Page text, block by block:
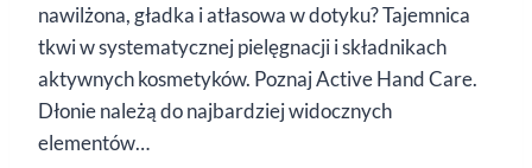
nawilżona, gładka i atłasowa w dotyku? Tajemnica
tkwi w systematycznej pielęgnacji i składnikach
aktywnych kosmetyków. Poznaj Active Hand Care.
Dłonie należą do najbardziej widocznych
elementów…